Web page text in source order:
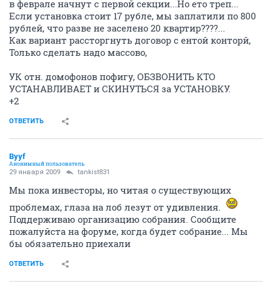
в феврале начнут с первой секции...Но ето треп...
Если установка стоит 17 рубле, мы заплатили по 800
рублей, что разве не заселено 20 квартир????...
Как вариант рассторгнуть договор с ентой конторй,
Только сделать надо массово,
УК отн. домофонов пофигу, ОБЗВОНИТЬ КТО
УСТАНАВЛИВАЕТ и СКИНУТЬСЯ за УСТАНОВКУ.
+2
ОТВЕТИТЬ
Byyf
Анонимный пользователь
29 января 2009 tankist831
Мы пока инвесторы, но читая о существующих
проблемах, глаза на лоб лезут от удивления.
Поддерживаю организацию собрания. Сообщите
пожалуйста на форуме, когда будет собрание... Мы
бы обязательно приехали
ОТВЕТИТЬ